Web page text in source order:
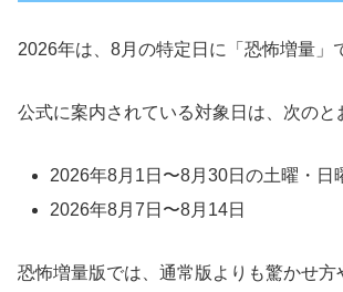
2026年は、8月の特定日に「恐怖増量」
公式に案内されている対象日は、次のと
2026年8月1日〜8月30日の土曜・日
2026年8月7日〜8月14日
恐怖増量版では、通常版よりも驚かせ方